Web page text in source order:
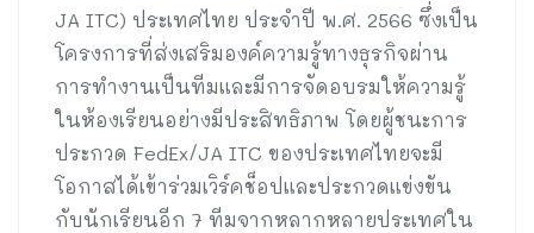
JA ITC) ประเทศไทย ประจำปี พ.ศ. 2566 ซึ่งเป็น
โครงการที่ส่งเสริมองค์ความรู้ทางธุรกิจผ่าน
การทำงานเป็นทีมและมีการจัดอบรมให้ความรู้
ในห้องเรียนอย่างมีประสิทธิภาพ โดยผู้ชนะการ
ประกวด FedEx/JA ITC ของประเทศไทยจะมี
โอกาสได้เข้าร่วมเวิร์คช็อปและประกวดแข่งขัน
กับนักเรียนอีก 7 ทีมจากหลากหลายประเทศใน